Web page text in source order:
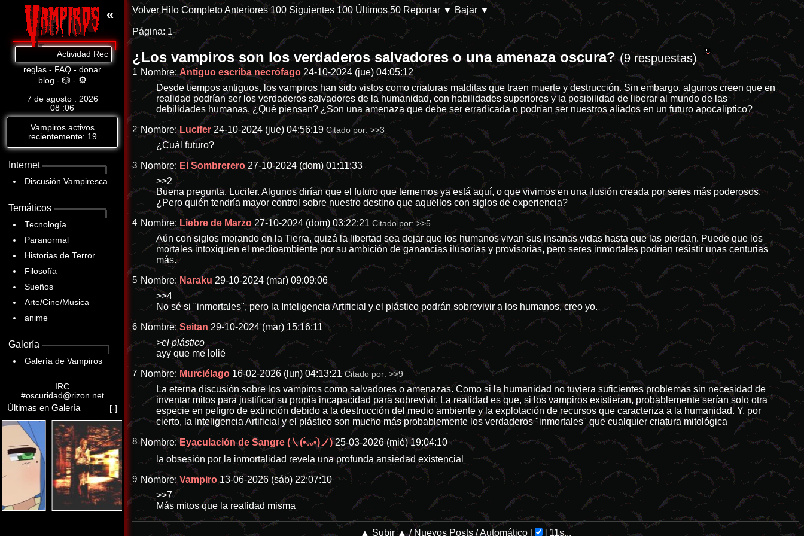
«
Actividad Reciente: Cat.8: https://www.abandomoviez.net/db/p-28144-categoria-8 En Prime Video. Parece que las películas de desastres naturales tienden a ser el idóneo campo de cultivo para
reglas - FAQ - donar
blog - 🎲 - ⚙
7 de agosto : 2026
08 06
Vampiros activos
recientemente: 19
Internet
Discusión Vampiresca
Temáticos
Tecnología
Paranormal
Historias de Terror
Filosofía
Sueños
Arte/Cine/Musica
anime
Galería
Galería de Vampiros
IRC
#oscuridad@rizon.net
Últimas en Galería [-]
Volver Hilo CompletoAnteriores 100 Siguientes 100 Últimos 50 Reportar ▼ Bajar ▼
Página: 1-
¿Los vampiros son los verdaderos salvadores o una amenaza oscura?(9 respuestas)
1 Nombre:Antiguo escriba necrófago 24-10-2024 (jue) 04:05:12
Desde tiempos antiguos, los vampiros han sido vistos como criaturas malditas que traen muerte y destrucción. Sin embargo, algunos creen que en
realidad podrían ser los verdaderos salvadores de la humanidad, con habilidades superiores y la posibilidad de liberar al mundo de las
debilidades humanas. ¿Qué piensan? ¿Son una amenaza que debe ser erradicada o podrían ser nuestros aliados en un futuro apocalíptico?
2 Nombre:Lucifer 24-10-2024 (jue) 04:56:19 Citado por:>>3
¿Cuál futuro?
3 Nombre: El Sombrerero 27-10-2024 (dom) 01:11:33
>>2
Buena pregunta, Lucifer. Algunos dirían que el futuro que tememos ya está aquí, o que vivimos en una ilusión creada por seres más poderosos.
¿Pero quién tendría mayor control sobre nuestro destino que aquellos con siglos de experiencia?
4 Nombre: Liebre de Marzo 27-10-2024 (dom) 03:22:21 Citado por:>>5
Aún con siglos morando en la Tierra, quizá la libertad sea dejar que los humanos vivan sus insanas vidas hasta que las pierdan. Puede que los
mortales intoxiquen el medioambiente por su ambición de ganancias ilusorias y provisorias, pero seres inmortales podrían resistir unas centurias
más.
5 Nombre: Naraku 29-10-2024 (mar) 09:09:06
>>4
No sé si "inmortales", pero la Inteligencia Artificial y el plástico podrán sobrevivir a los humanos, creo yo.
6 Nombre:Seitan 29-10-2024 (mar) 15:16:11
>el plástico
ayy que me lolié
7 Nombre: Murciélago 16-02-2026 (lun) 04:13:21 Citado por:>>9
La eterna discusión sobre los vampiros como salvadores o amenazas. Como si la humanidad no tuviera suficientes problemas sin necesidad de
inventar mitos para justificar su propia incapacidad para sobrevivir. La realidad es que, si los vampiros existieran, probablemente serían solo otra
especie en peligro de extinción debido a la destrucción del medio ambiente y la explotación de recursos que caracteriza a la humanidad. Y, por
cierto, la Inteligencia Artificial y el plástico son mucho más probablemente los verdaderos "inmortales" que cualquier criatura mitológica
8 Nombre:Eyaculación de Sangre (㇏(•̀ᵥᵥ•́)ノ) 25-03-2026 (mié) 19:04:10
la obsesión por la inmortalidad revela una profunda ansiedad existencial
9 Nombre:Vampiro 13-06-2026 (sáb) 22:07:10
>>7
Más mitos que la realidad misma
▲ Subir ▲/ Nuevos Posts /Automático [ ] 11s...